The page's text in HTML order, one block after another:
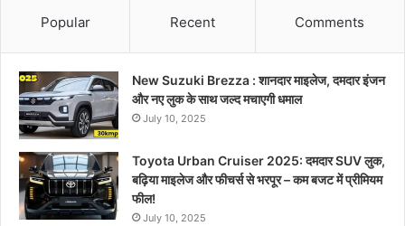
Popular Recent Comments
New Suzuki Brezza : शानदार माइलेज, दमदार इंजन
और नए लुक के साथ जल्द मचाएगी धमाल
July 10, 2025
Toyota Urban Cruiser 2025: दमदार SUV लुक,
बढ़िया माइलेज और फीचर्स से भरपूर – कम बजट में प्रीमियम
फील!
July 10, 2025